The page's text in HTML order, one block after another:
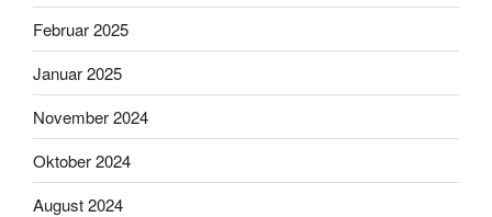
Februar 2025
Januar 2025
November 2024
Oktober 2024
August 2024